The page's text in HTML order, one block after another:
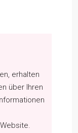
erhalten
über Ihren